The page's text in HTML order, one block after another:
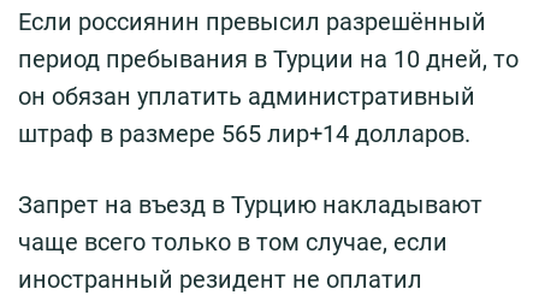
Если россиянин превысил разрешённый
период пребывания в Турции на 10 дней, то
он обязан уплатить административный
штраф в размере 565 лир+14 долларов.
Запрет на въезд в Турцию накладывают
чаще всего только в том случае, если
иностранный резидент не оплатил